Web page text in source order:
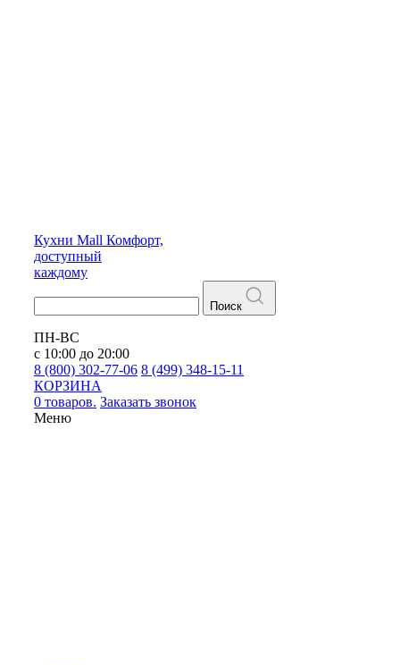
Кухни Mall Комфорт,
доступный
каждому
Поиск
ПН-ВС
с 10:00 до 20:00
8 (800) 302-77-06 8 (499) 348-15-11
КОРЗИНА
0 товаров. Заказать звонок
Меню